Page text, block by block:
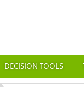
DECISION TOOLS